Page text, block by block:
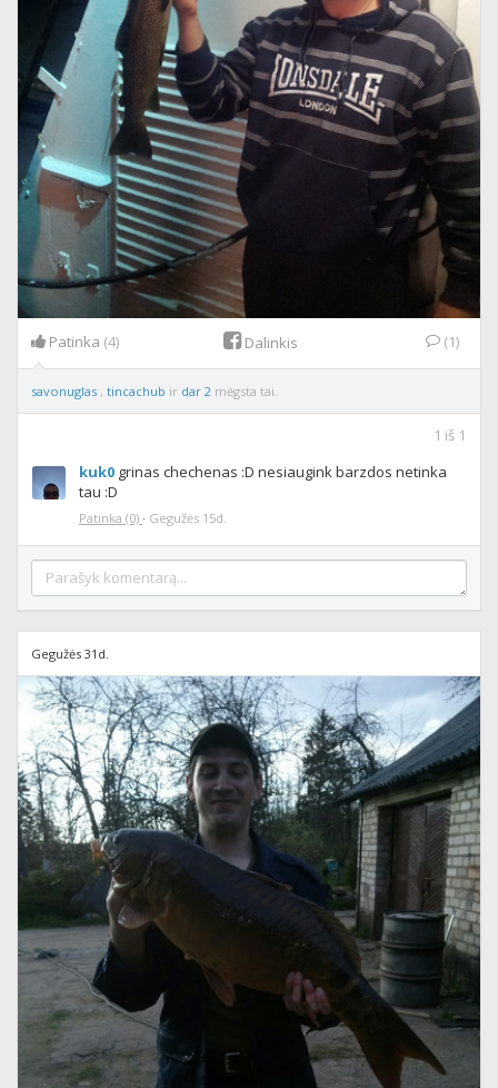
Patinka (4) Dalinkis (1)
savonuglas , tincachub ir dar 2 mėgsta tai.
1 iš 1
kuk0 grinas chechenas :D nesiaugink barzdos netinka
tau :D
Patinka (0) · Gegužės 15d.
Gegužės 31d.